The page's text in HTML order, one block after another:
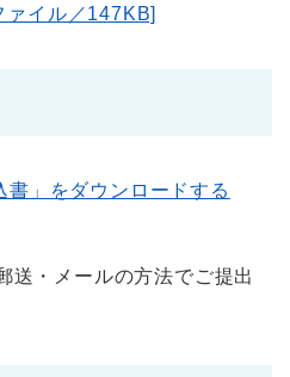
ァイル／147KB]
書」をダウンロードする
送・メールの方法でご提出